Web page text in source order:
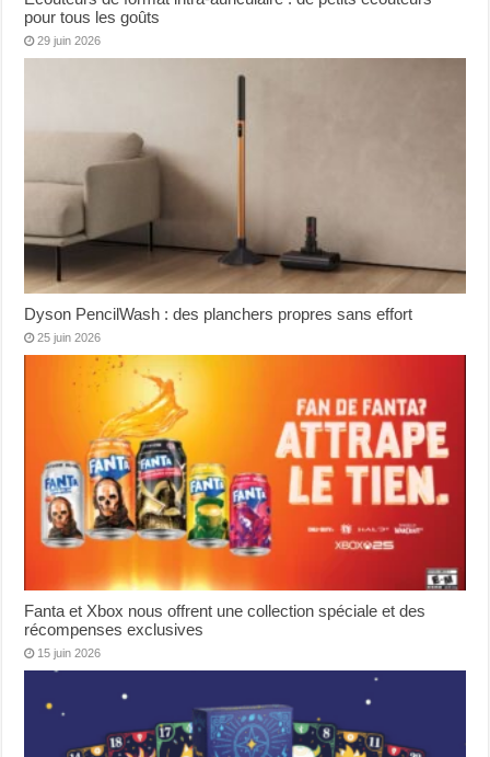
pour tous les goûts
29 juin 2026
Dyson PencilWash : des planchers propres sans effort
25 juin 2026
Fanta et Xbox nous offrent une collection spéciale et des
récompenses exclusives
15 juin 2026